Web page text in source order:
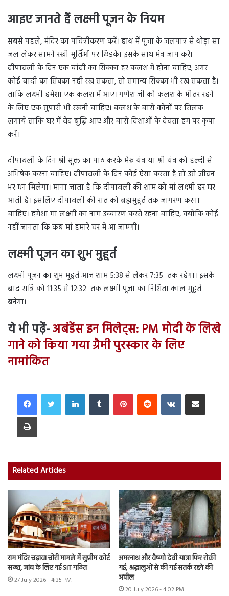
आइए जानते हैं लक्ष्मी पूजन के नियम
सबसे पहले, मंदिर का पवित्रीकरण करें। हाथ में पूजा के जलपात्र से थोड़ा सा
जल लेकर सामने रखी मूर्तिओं पर छिड़कें। इसके साथ मंत्र जाप करें।
दीपावली के दिन एक चांदी का सिक्का हर कलश में होना चाहिए; अगर
कोई चांदी का सिक्का नहीं रख सकता, तो समान्य सिक्का भी रख सकता है।
ताकि लक्ष्मी हमेशा एक कलश में आए। गणेश जी को कलश के भीतर रहने
के लिए एक सुपारी भी रखनी चाहिए। कलश के चारों कोनों पर तिलक
लगायें ताकि घर में वेद बुद्धि आए और चारों दिशाओं के देवता हम पर कृपा
करें।
दीपावली के दिन श्री सूक्त का पाठ करके मेरु यंत्र या श्री यंत्र को हल्दी से
अभिषेक करना चाहिए। दीपावली के दिन कोई ऐसा करता है तो उसे जीवन
भर धन मिलेगा। माना जाता है कि दीपावली की शाम को मां लक्ष्मी हर घर
आती है। इसलिए दीपावली की रात को ब्रह्ममुहूर्त तक जागरण करना
चाहिए। हमेशा मां लक्ष्मी का नाम उच्चारण करते रहना चाहिए, क्योंकि कोई
नहीं जानता कि कब मां हमारे घर में आ जाएगी।
लक्ष्मी पूजन का शुभ मुहूर्त
लक्ष्मी पूजन का शुभ मुहुर्त आज शाम 5:38 से लेकर 7:35 तक रहेगा। इसके
बाद रात्रि को 11:35 से 12:32 तक लक्ष्मी पूजा का निशिता काल मुहूर्त
बनेगा।
ये भी पढ़ें-अबंडेंस इन मिलेट्स: PM मोदी के लिखे
गाने को किया गया ग्रैमी पुरस्कार के लिए
नामांकित
LinkedInTumblr PinterestReddit VKontakteShare via Email
Print
Related Articles
राम मंदिर चढ़ावा चोरी मामले में सुप्रीम कोर्ट
सख्त, जांच के लिए नई SIT गठित
27 July 2026 - 4:35 PM
अमरनाथ और वैष्णो देवी यात्रा फिर रोकी
गई, श्रद्धालुओं से की गई सतर्क रहने की
अपील
20 July 2026 - 4:02 PM